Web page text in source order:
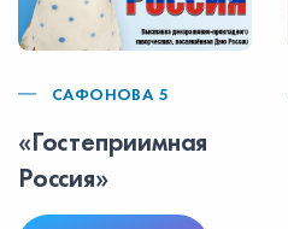
САФОНОВА 5
«Гостеприимная
Россия»